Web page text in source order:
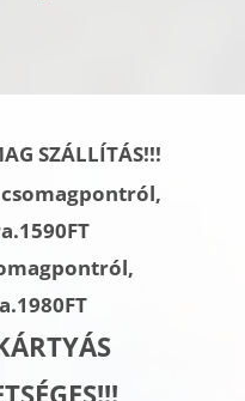
SZÁLLÍTÁS!!!
csomagpontról,
1980FT